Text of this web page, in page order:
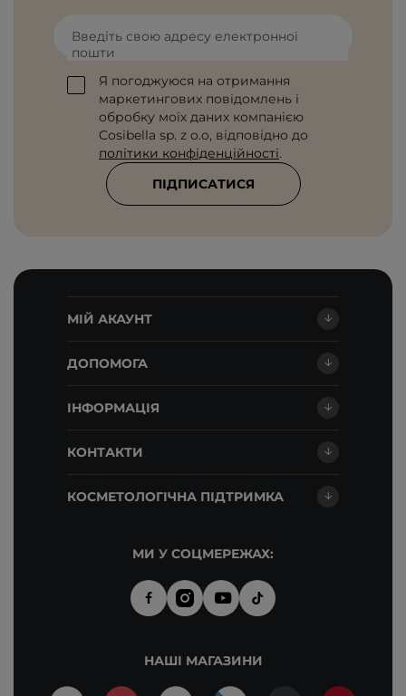
Введіть свою адресу електронної
пошти
Я погоджуюся на отримання
маркетингових повідомлень і
обробку моїх даних компанією
Cosibella sp. z o.o, відповідно до
політики конфіденційності.
ПІДПИСАТИСЯ
МІЙ АКАУНТ
ДОПОМОГА
ІНФОРМАЦІЯ
КОНТАКТИ
КОСМЕТОЛОГІЧНА ПІДТРИМКА
МИ У СОЦМЕРЕЖАХ:
НАШІ МАГАЗИНИ